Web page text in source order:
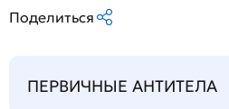
Поделиться
ПЕРВИЧНЫЕ АНТИТЕЛА